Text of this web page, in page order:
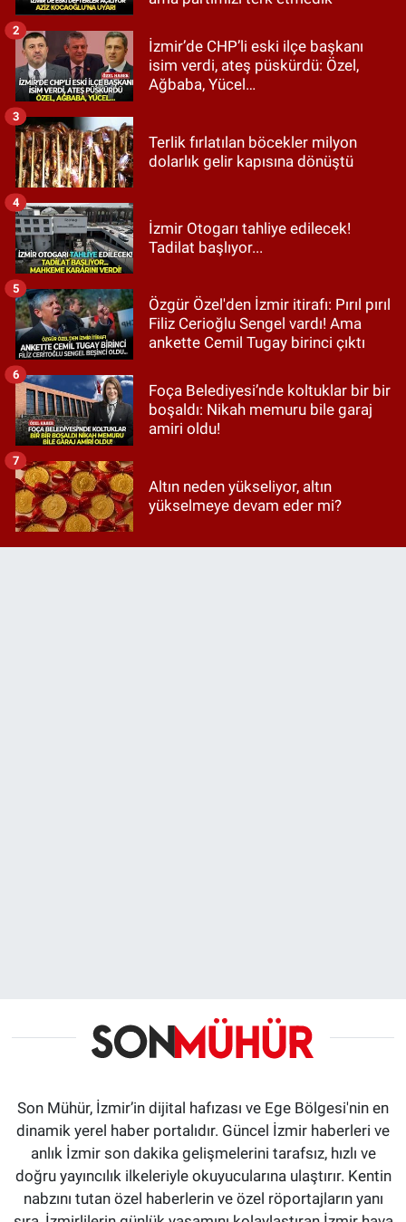
İzmir’de CHP’li eski ilçe başkanı
isim verdi, ateş püskürdü: Özel,
Ağbaba, Yücel…
2
Terlik fırlatılan böcekler milyon
dolarlık gelir kapısına dönüştü
3
İzmir Otogarı tahliye edilecek!
Tadilat başlıyor...
4
Özgür Özel'den İzmir itirafı: Pırıl pırıl
Filiz Cerioğlu Sengel vardı! Ama
ankette Cemil Tugay birinci çıktı
5
Foça Belediyesi’nde koltuklar bir bir
boşaldı: Nikah memuru bile garaj
amiri oldu!
6
Altın neden yükseliyor, altın
yükselmeye devam eder mi?
7
Son Mühür, İzmir’in dijital hafızası ve Ege Bölgesi'nin en
dinamik yerel haber portalıdır. Güncel İzmir haberleri ve
anlık İzmir son dakika gelişmelerini tarafsız, hızlı ve
doğru yayıncılık ilkeleriyle okuyucularına ulaştırır. Kentin
nabzını tutan özel haberlerin ve özel röportajların yanı